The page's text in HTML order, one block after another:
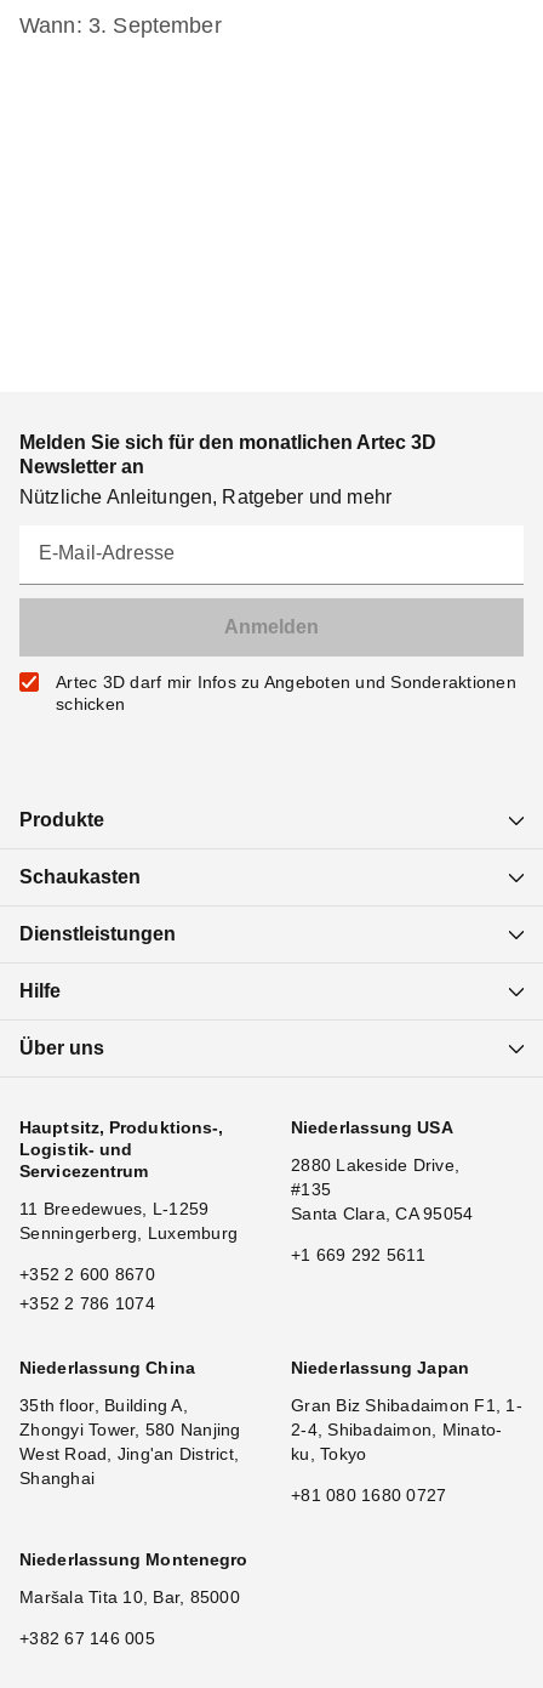
Wann: 3. September
Melden Sie sich für den monatlichen Artec 3D
Newsletter an
Nützliche Anleitungen, Ratgeber und mehr
E-Mail-Adresse
Artec 3D darf mir Infos zu Angeboten und Sonderaktionen
schicken
Produkte
Schaukasten
Dienstleistungen
Hilfe
Über uns
Hauptsitz, Produktions-,
Logistik- und
Servicezentrum
11 Breedewues, L-1259
Senningerberg, Luxemburg
+352 2 600 8670
+352 2 786 1074
Niederlassung USA
2880 Lakeside Drive,
#135
Santa Clara, CA 95054
+1 669 292 5611
Niederlassung China
35th floor, Building A,
Zhongyi Tower, 580 Nanjing
West Road, Jing'an District,
Shanghai
Niederlassung Japan
Gran Biz Shibadaimon F1, 1-
2-4, Shibadaimon, Minato-
ku, Tokyo
+81 080 1680 0727
Niederlassung Montenegro
Maršala Tita 10, Bar, 85000
+382 67 146 005